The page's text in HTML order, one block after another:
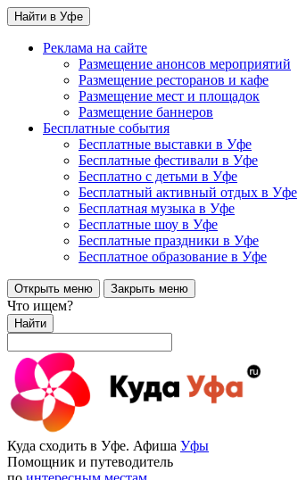
Найти в Уфе
Реклама на сайте
Размещение анонсов мероприятий
Размещение ресторанов и кафе
Размещение мест и площадок
Размещение баннеров
Бесплатные события
Бесплатные выставки в Уфе
Бесплатные фестивали в Уфе
Бесплатно с детьми в Уфе
Бесплатный активный отдых в Уфе
Бесплатная музыка в Уфе
Бесплатные шоу в Уфе
Бесплатные праздники в Уфе
Бесплатное образование в Уфе
Открыть меню Закрыть меню
Что ищем?
Найти
Куда сходить в Уфе. Афиша Уфы
Помощник и путеводитель